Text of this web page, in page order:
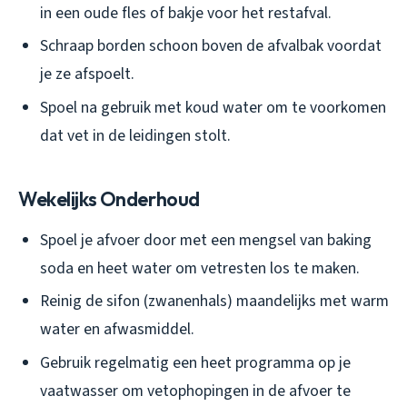
in een oude fles of bakje voor het restafval.
Schraap borden schoon boven de afvalbak voordat
je ze afspoelt.
Spoel na gebruik met koud water om te voorkomen
dat vet in de leidingen stolt.
Wekelijks Onderhoud
Spoel je afvoer door met een mengsel van baking
soda en heet water om vetresten los te maken.
Reinig de sifon (zwanenhals) maandelijks met warm
water en afwasmiddel.
Gebruik regelmatig een heet programma op je
vaatwasser om vetophopingen in de afvoer te